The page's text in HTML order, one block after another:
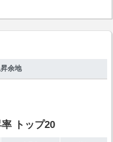
余地
トップ20